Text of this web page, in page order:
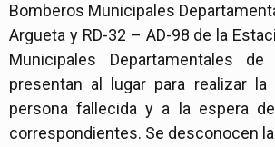
Bomberos Municipales
Argueta y RD-32 – AD-98 de la
Municipales Departamentales
presentan al lugar para realizar
persona fallecida y a la espera
correspondientes. Se desconocen